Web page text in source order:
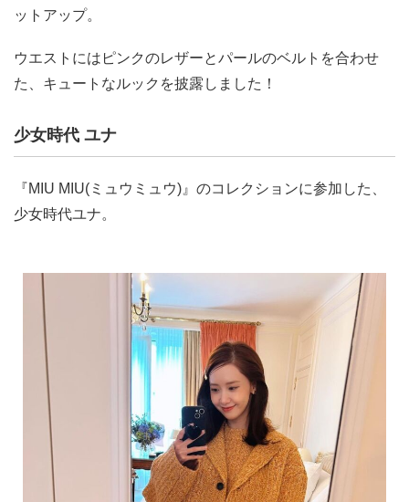
ットアップ。
ウエストにはピンクのレザーとパールのベルトを合わせ
た、キュートなルックを披露しました！
少女時代 ユナ
『MIU MIU(ミュウミュウ)』のコレクションに参加した、
少女時代ユナ。